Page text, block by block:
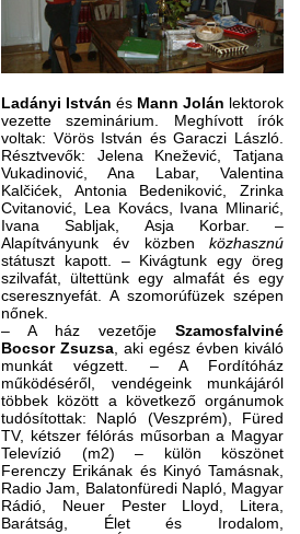
Ladányi István és Mann Jolán lektorok
vezette szeminárium. Meghívott írók
voltak: Vörös István és Garaczi László.
Résztvevők: Jelena Knežević, Tatjana
Vukadinović, Ana Labar, Valentina
Kalčićek, Antonia Bedeniković, Zrinka
Cvitanović, Lea Kovács, Ivana Mlinarić,
Ivana Sabljak, Asja Korbar. –
Alapítványunk év közben közhasznú
státuszt kapott. – Kivágtunk egy öreg
szilvafát, ültettünk egy almafát és egy
cseresznyefát. A szomorúfüzek szépen
nőnek.
– A ház vezetője Szamosfalviné
Bocsor Zsuzsa , aki egész évben kiváló
munkát végzett. – A Fordítóház
működéséről, vendégeink munkájáról
többek között a következő orgánumok
tudósítottak: Napló (Veszprém), Füred
TV, kétszer félórás műsorban a Magyar
Televízió (m2) – külön köszönet
Ferenczy Erikának és Kinyó Tamásnak,
Radio Jam, Balatonfüredi Napló, Magyar
Rádió, Neuer Pester Lloyd, Litera,
Barátság, Élet és Irodalom,